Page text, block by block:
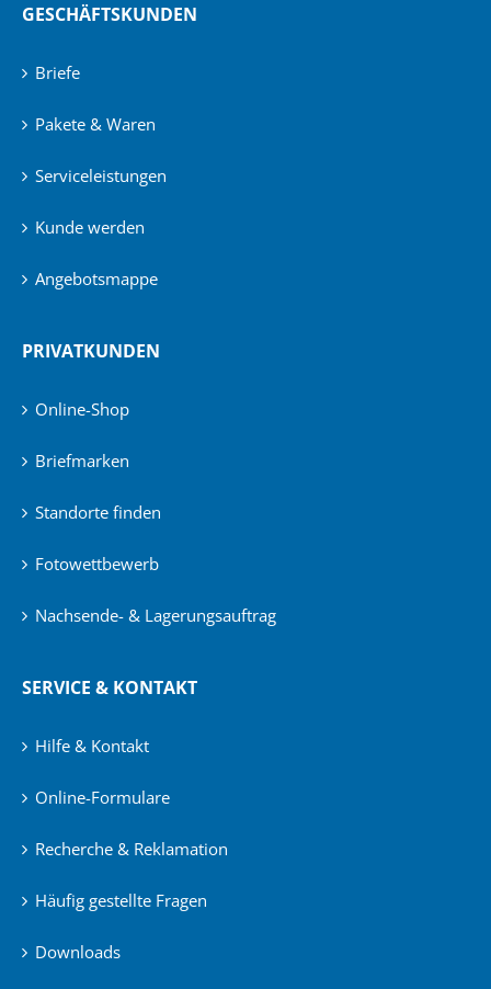
GESCHÄFTSKUNDEN
Briefe
Pakete & Waren
Serviceleistungen
Kunde werden
Angebotsmappe
PRIVATKUNDEN
Online-Shop
Briefmarken
Standorte finden
Fotowettbewerb
Nachsende- & Lagerungsauftrag
SERVICE & KONTAKT
Hilfe & Kontakt
Online-Formulare
Recherche & Reklamation
Häufig gestellte Fragen
Downloads